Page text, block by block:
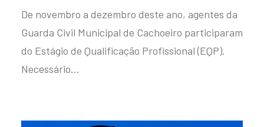
De novembro a dezembro deste ano, agentes da
Guarda Civil Municipal de Cachoeiro participaram
do Estágio de Qualificação Profissional (EQP).
Necessário…